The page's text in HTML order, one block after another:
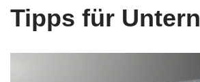
Tipps für